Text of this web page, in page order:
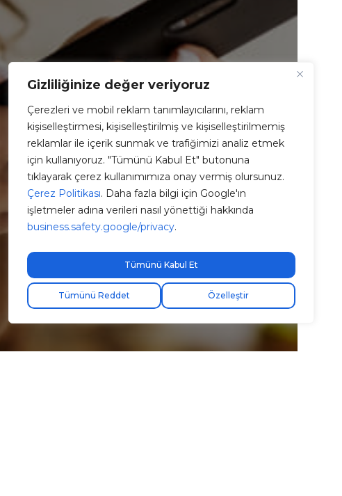
Gizliliğinize değer veriyoruz
Çerezleri ve mobil reklam tanımlayıcılarını, reklam
kişiselleştirmesi, kişiselleştirilmiş ve kişiselleştirilmemiş
reklamlar ile içerik sunmak ve trafiğimizi analiz etmek
için kullanıyoruz. "Tümünü Kabul Et" butonuna
tıklayarak çerez kullanımımıza onay vermiş olursunuz.
Çerez Politikası. Daha fazla bilgi için Google'ın
işletmeler adına verileri nasıl yönettiği hakkında
business.safety.google/privacy.
Özelleştir
Tümünü Reddet
Tümünü Kabul Et